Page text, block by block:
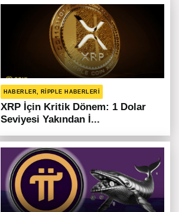
HABERLER, RIPPLE HABERLERI
XRP İçin Kritik Dönem: 1 Dolar
Seviyesi Yakından İ...